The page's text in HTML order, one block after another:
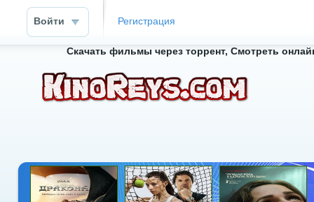
Войти Регистрация
Скачать фильмы через торрент, Смотреть